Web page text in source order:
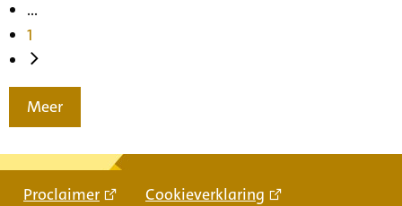
...
1
Meer
Proclaimer Cookieverklaring